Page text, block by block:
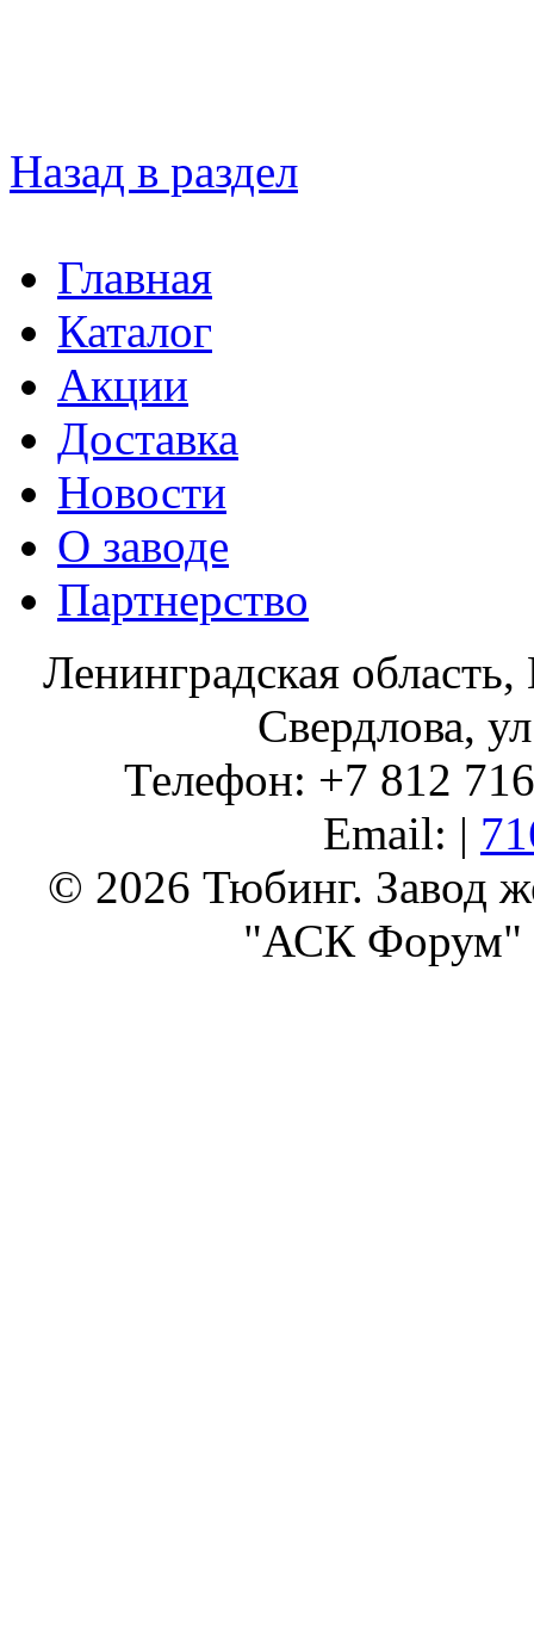
Назад в раздел
Главная
Каталог
Акции
Доставка
Новости
О заводе
Партнерство
Ленинградская
Свердлова,
Телефон: +7 812
Email: |
© 2026 Тюбинг. Завод
"АСК Форум"